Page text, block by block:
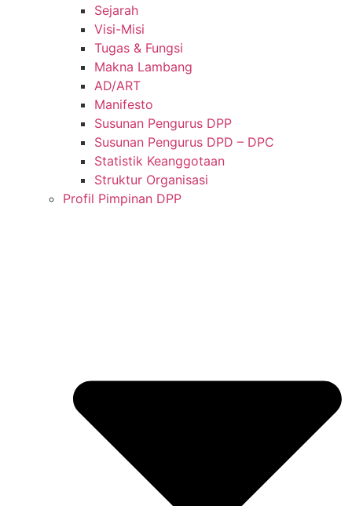
Sejarah
Visi-Misi
Tugas & Fungsi
Makna Lambang
AD/ART
Manifesto
Susunan Pengurus DPP
Susunan Pengurus DPD – DPC​
Statistik Keanggotaan
Struktur Organisasi
Profil Pimpinan DPP